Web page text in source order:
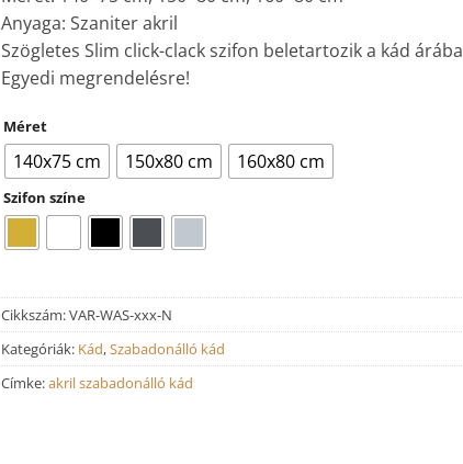
Anyaga: Szaniter akril
Szögletes Slim click-clack szifon beletartozik a kád árába
Egyedi megrendelésre!
Méret
140x75 cm 150x80 cm 160x80 cm
Szifon színe
Cikkszám:VAR-WAS-xxx-N
Kategóriák: Kád,Szabadonálló kád
Címke:akril szabadonálló kád